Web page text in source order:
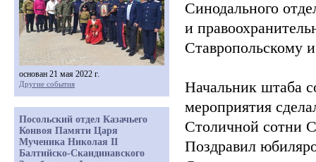
Синодального
и
Ставропольскому
Начальник штаба
мероприятия
Столичной сотни
Поздравил
основан 21 мая 2022 г.
Другие события
Посольский отдел Казачьего
Конвоя Памяти Царя
Мученика Николая II
Балтийско-Скандинавского